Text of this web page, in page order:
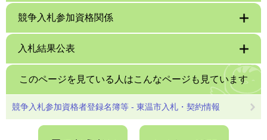
競争入札参加資格関係
入札結果公表
このページを見ている人はこんなページも見ています
競争入札参加資格者登録名簿等 - 東温市入札・契約情報